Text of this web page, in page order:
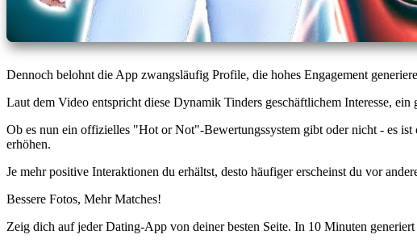
Dennoch belohnt die App zwangsläufig Profile, die hohes Engagement
Laut dem Video entspricht diese Dynamik Tinders geschäftlichem Interesse,
Ob es nun ein offizielles "Hot or Not"-Bewertungssystem gibt oder nicht - es
erhöhen.
Je mehr positive Interaktionen du erhältst, desto häufiger erscheinst du vor
Bessere Fotos, Mehr Matches!
Zeig dich auf jeder Dating-App von deiner besten Seite. In 10 Minuten